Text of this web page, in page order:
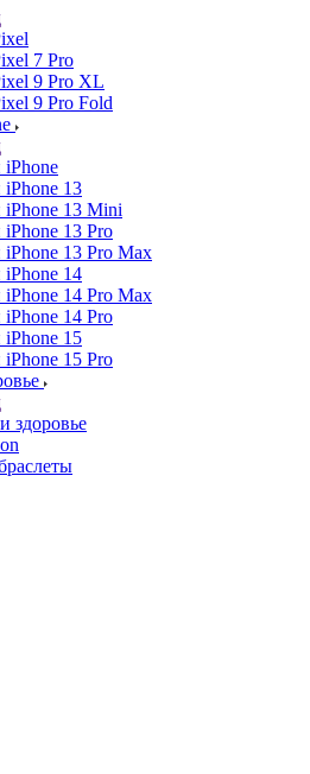
7 Pro
9 Pro XL
9 Pro Fold
13
13 Mini
13 Pro
13 Pro Max
14
14 Pro Max
14 Pro
15
15 Pro
здоровье